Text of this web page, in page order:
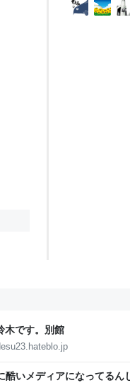
木です。別館
いメディアになってるん